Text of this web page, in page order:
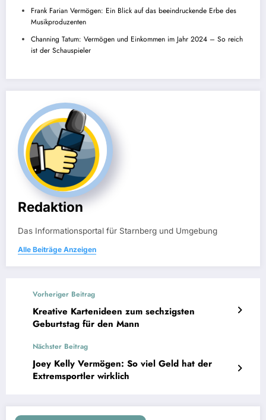
Frank Farian Vermögen: Ein Blick auf das beeindruckende Erbe des
Musikproduzenten
Channing Tatum: Vermögen und Einkommen im Jahr 2024 – So reich
ist der Schauspieler
Redaktion
Das Informationsportal für Starnberg und Umgebung
Alle Beiträge Anzeigen
Vorheriger Beitrag
Kreative Kartenideen zum sechzigsten
Geburtstag für den Mann
Nächster Beitrag
Joey Kelly Vermögen: So viel Geld hat der
Extremsportler wirklich